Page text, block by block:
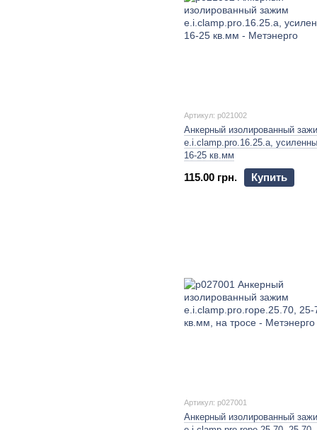
Артикул: p021002
Анкерный изолированный
e.i.clamp.pro.16.25.a,
16-25 кв.мм
115.00 грн. Купить
Артикул: p027001
Анкерный изолированный